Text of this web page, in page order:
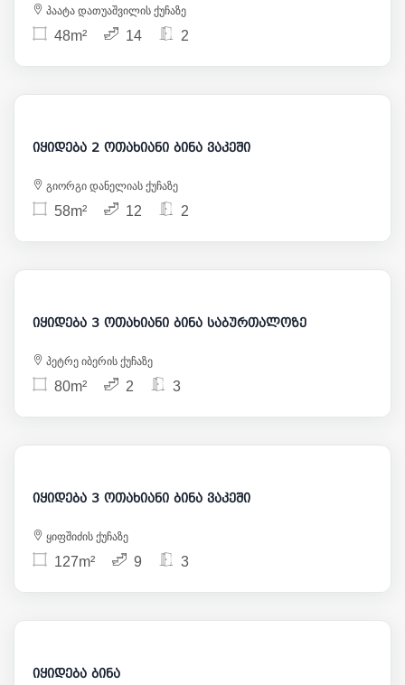
პაატა დათუაშვილის ქუჩაზე
48m² 14 2
131 000
იყიდება 2 ოთახიანი ბინა ვაკეში
გიორგი დანელიას ქუჩაზე
58m² 12 2
145 000
იყიდება 3 ოთახიანი ბინა საბურთალოზე
პეტრე იბერის ქუჩაზე
80m² 2 3
280 000
იყიდება 3 ოთახიანი ბინა ვაკეში
ყიფშიძის ქუჩაზე
127m² 9 3
55 650
იყიდება ბინა